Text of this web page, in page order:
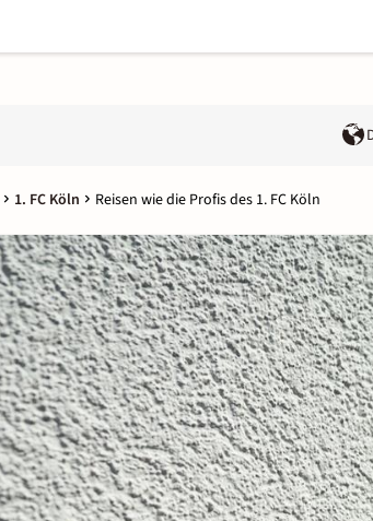
1. FC Köln Reisen wie die Profis des 1. FC Köln